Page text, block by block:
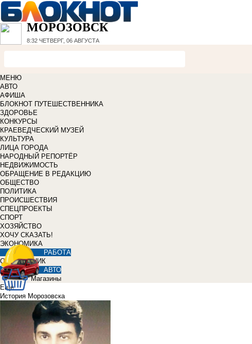
МОРОЗОВСК
8:32 ЧЕТВЕРГ, 06 АВГУСТА
МЕНЮ
АВТО
АФИША
БЛОКНОТ ПУТЕШЕСТВЕННИКА
ЗДОРОВЬЕ
КОНКУРСЫ
КРАЕВЕДЧЕСКИЙ МУЗЕЙ
КУЛЬТУРА
ЛИЦА ГОРОДА
НАРОДНЫЙ РЕПОРТЁР
НЕДВИЖИМОСТЬ
ОБРАЩЕНИЕ В РЕДАКЦИЮ
ОБЩЕСТВО
ПОЛИТИКА
ПРОИСШЕСТВИЯ
СПЕЦПРОЕКТЫ
СПОРТ
ХОЗЯЙСТВО
ХОЧУ СКАЗАТЬ!
ЭКОНОМИКА
РАБОТА
СПРАВОЧНИК
АВТО
Магазины
Еще
История Морозовска